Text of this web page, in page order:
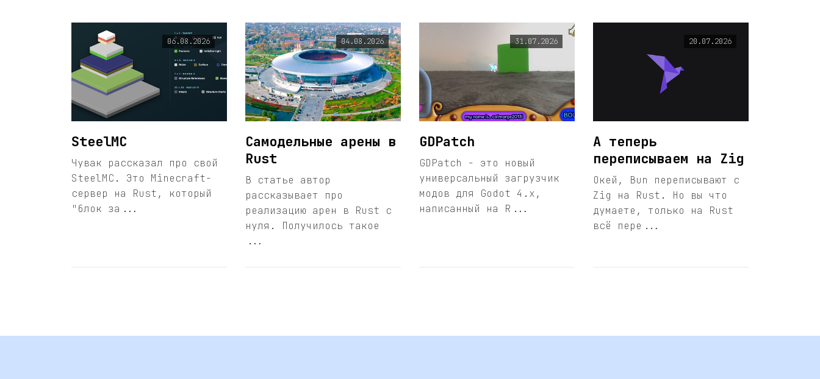
06.08.2026
SteelMC
Чувак рассказал про свой
SteelMC. Это Minecraft-
сервер на Rust, который
"блок за...
04.08.2026
Самодельные арены в
Rust
В статье автор
рассказывает про
реализацию арен в Rust с
нуля. Получилось такое
...
31.07.2026
GDPatch
GDPatch - это новый
универсальный загрузчик
модов для Godot 4.x,
написанный на R...
20.07.2026
А теперь
переписываем на Zig
Окей, Bun переписывают с
Zig на Rust. Но вы что
думаете, только на Rust
всё пере...